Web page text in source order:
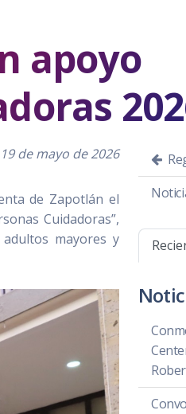
apoyo
de mayo de 2026
de Zapotlán el
Cuidadoras”,
mayores y